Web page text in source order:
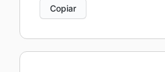
Copiar